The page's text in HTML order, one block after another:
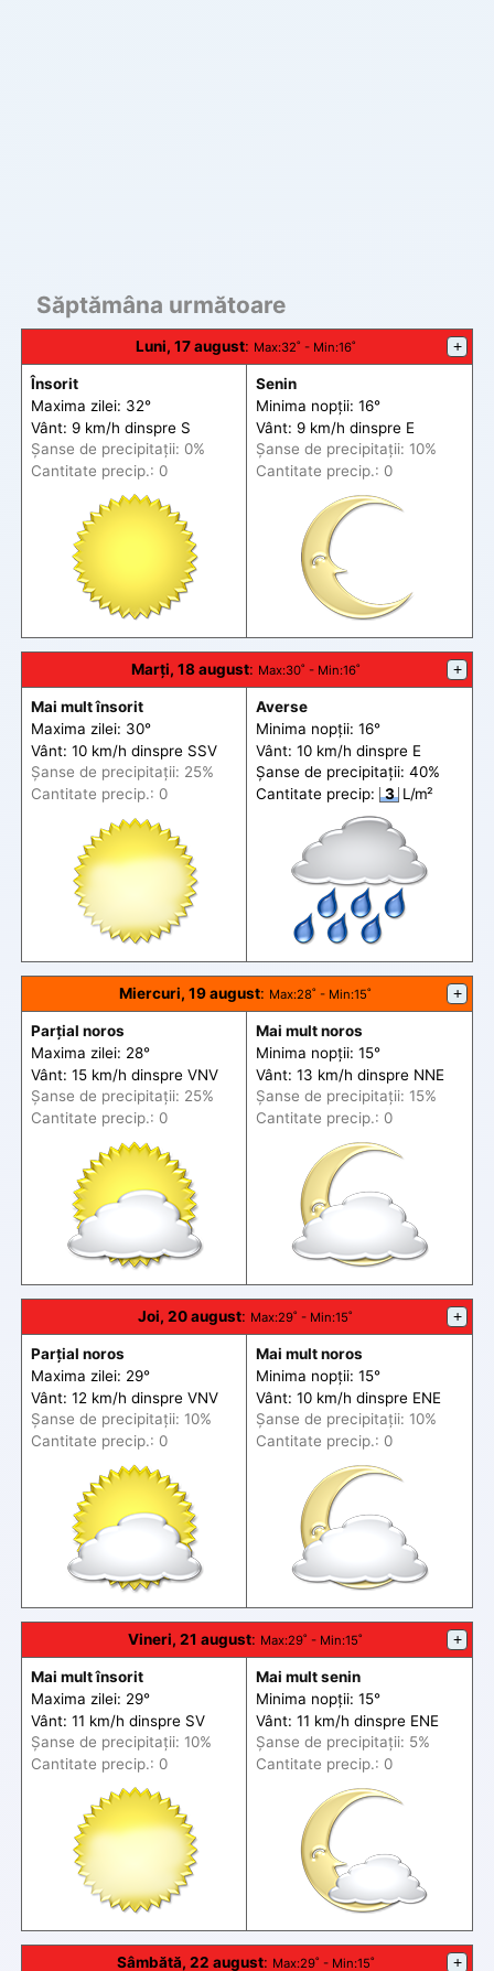
Săptămâna următoare
Luni, 17 august: Max:32˚ - Min:16˚ +
Însorit
Maxima zilei: 32°
Vânt: 9 km/h dinspre S
Șanse de precipitații: 0%
Cantitate precip.: 0
Senin
Minima nopții: 16°
Vânt: 9 km/h dinspre E
Șanse de precipitații: 10%
Cantitate precip.: 0
Marți, 18 august: Max:30˚ - Min:16˚ +
Mai mult însorit
Maxima zilei: 30°
Vânt: 10 km/h dinspre SSV
Șanse de precipitații: 25%
Cantitate precip.: 0
Averse
Minima nopții: 16°
Vânt: 10 km/h dinspre E
Șanse de precipitații: 40%
Cantitate precip:
3 L/m²
Miercuri, 19 august: Max:28˚ - Min:15˚ +
Parțial noros
Maxima zilei: 28°
Vânt: 15 km/h dinspre VNV
Șanse de precipitații: 25%
Cantitate precip.: 0
Mai mult noros
Minima nopții: 15°
Vânt: 13 km/h dinspre NNE
Șanse de precipitații: 15%
Cantitate precip.: 0
Joi, 20 august: Max:29˚ - Min:15˚ +
Parțial noros
Maxima zilei: 29°
Vânt: 12 km/h dinspre VNV
Șanse de precipitații: 10%
Cantitate precip.: 0
Mai mult noros
Minima nopții: 15°
Vânt: 10 km/h dinspre ENE
Șanse de precipitații: 10%
Cantitate precip.: 0
Vineri, 21 august: Max:29˚ - Min:15˚ +
Mai mult însorit
Maxima zilei: 29°
Vânt: 11 km/h dinspre SV
Șanse de precipitații: 10%
Cantitate precip.: 0
Mai mult senin
Minima nopții: 15°
Vânt: 11 km/h dinspre ENE
Șanse de precipitații: 5%
Cantitate precip.: 0
Sâmbătă, 22 august: Max:29˚ - Min:15˚ +